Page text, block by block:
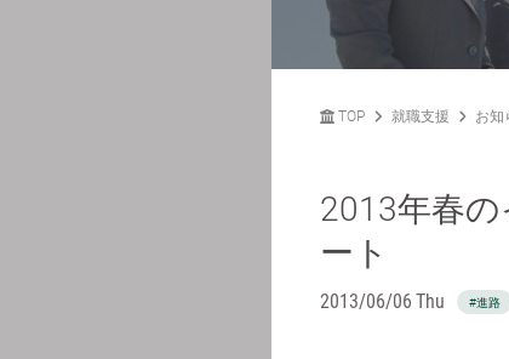
TOP 就職支援 お知
2013年春
ート
2013/06/06 Thu #進路